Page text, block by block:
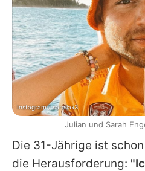
Die 31-Jährige ist
die Herausforderung:
Instagram / sarellax3
Julian und Sarah